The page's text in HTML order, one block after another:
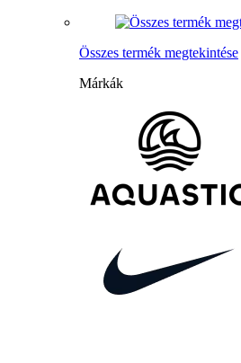
Összes termék megtekintése
Márkák